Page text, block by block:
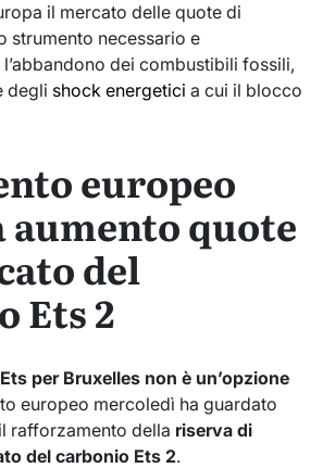
il mercato delle quote di
strumento necessario e
dei combustibili fossili,
degli shock energetici a cui il blocco
europeo
aumento quote
del
Ets 2
per Bruxelles non è un’opzione
europeo mercoledì ha guardato
rafforzamento della riserva di
del carbonio Ets 2.